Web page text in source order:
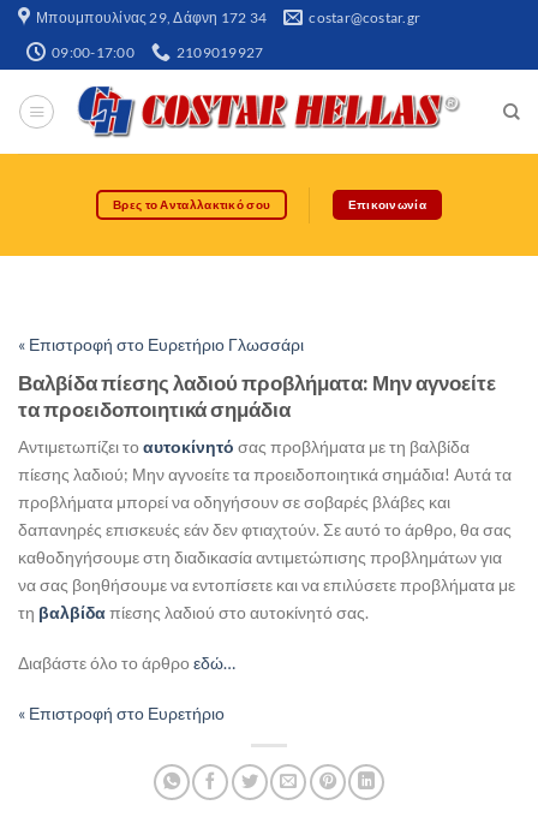
Μπουμπουλίνας 29, Δάφνη 172 34​ costar@costar.gr
09:00-17:00 2109019927
Βρες το Ανταλλακτικό σου Επικοινωνία
« Επιστροφή στο Ευρετήριο Γλωσσάρι
Βαλβίδα πίεσης λαδιού προβλήματα: Μην αγνοείτε
τα προειδοποιητικά σημάδια
Αντιμετωπίζει το αυτοκίνητό σας προβλήματα με τη βαλβίδα
πίεσης λαδιού; Μην αγνοείτε τα προειδοποιητικά σημάδια! Αυτά τα
προβλήματα μπορεί να οδηγήσουν σε σοβαρές βλάβες και
δαπανηρές επισκευές εάν δεν φτιαχτούν. Σε αυτό το άρθρο, θα σας
καθοδηγήσουμε στη διαδικασία αντιμετώπισης προβλημάτων για
να σας βοηθήσουμε να εντοπίσετε και να επιλύσετε προβλήματα με
τη βαλβίδαπίεσης λαδιού στο αυτοκίνητό σας.
Διαβάστε όλο το άρθρο εδώ…
« Επιστροφή στο Ευρετήριο